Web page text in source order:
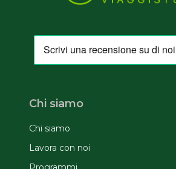
Chi siamo
Chi siamo
Lavora con noi